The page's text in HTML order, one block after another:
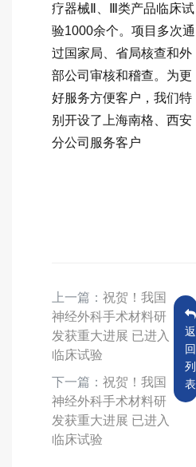
疗器械Ⅱ、Ⅲ类产品临床试
验1000余个。项目多次通
过国家局、省局核查和外
部公司审核和稽查。为更
好服务方便客户，我们特
别开设了上海南格、西安
分公司服务客户
上一篇： 祝贺！我国
神经外科手术材料研
发获重大进展 已进入
临床试验
下一篇： 祝贺！我国
神经外科手术材料研
发获重大进展 已进入
临床试验
返
回
列
表